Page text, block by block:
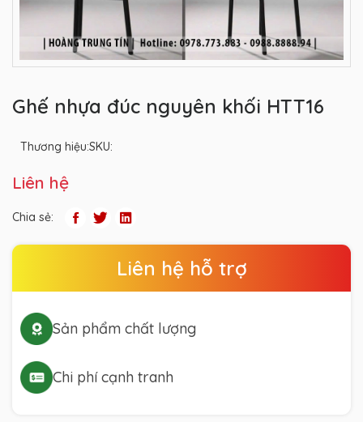
Ghế nhựa đúc nguyên khối HTT16
Thương hiệu:SKU:
Liên hệ
Chia sẻ:
Liên hệ hỗ trợ
Sản phẩm chất lượng
Chi phí cạnh tranh